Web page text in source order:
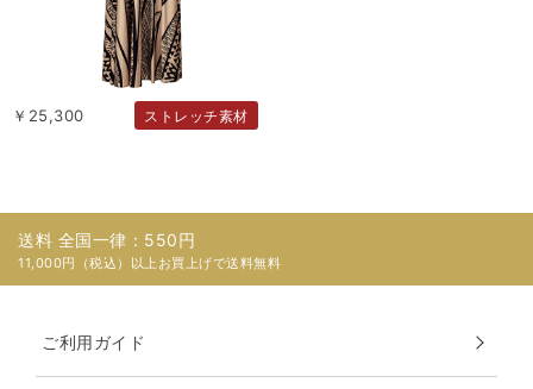
￥25,300 ストレッチ素材
送料 全国一律：550円
11,000円（税込）以上お買上げで送料無料
ご利用ガイド